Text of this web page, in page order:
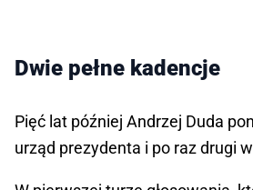
Dwie pełne kadencje
Pięć lat później Andrzej Duda
urząd prezydenta i po raz drugi